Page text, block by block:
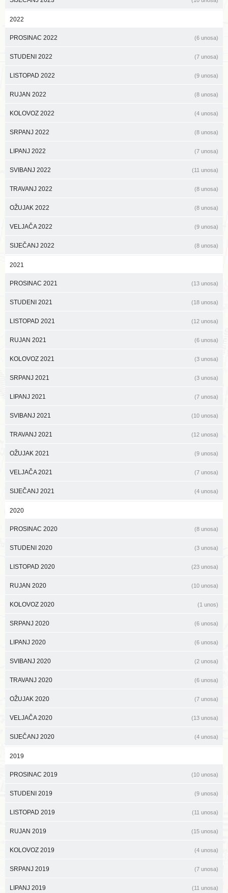
2022
PROSINAC 2022 (6 unosa)
STUDENI 2022 (7 unosa)
LISTOPAD 2022 (9 unosa)
RUJAN 2022 (8 unosa)
KOLOVOZ 2022 (4 unosa)
SRPANJ 2022 (8 unosa)
LIPANJ 2022 (7 unosa)
SVIBANJ 2022 (11 unosa)
TRAVANJ 2022 (8 unosa)
OŽUJAK 2022 (8 unosa)
VELJAČA 2022 (9 unosa)
SIJEČANJ 2022 (8 unosa)
2021
PROSINAC 2021 (13 unosa)
STUDENI 2021 (18 unosa)
LISTOPAD 2021 (12 unosa)
RUJAN 2021 (6 unosa)
KOLOVOZ 2021 (3 unosa)
SRPANJ 2021 (3 unosa)
LIPANJ 2021 (7 unosa)
SVIBANJ 2021 (10 unosa)
TRAVANJ 2021 (12 unosa)
OŽUJAK 2021 (9 unosa)
VELJAČA 2021 (7 unosa)
SIJEČANJ 2021 (4 unosa)
2020
PROSINAC 2020 (8 unosa)
STUDENI 2020 (3 unosa)
LISTOPAD 2020 (23 unosa)
RUJAN 2020 (10 unosa)
KOLOVOZ 2020 (1 unos)
SRPANJ 2020 (6 unosa)
LIPANJ 2020 (6 unosa)
SVIBANJ 2020 (2 unosa)
TRAVANJ 2020 (6 unosa)
OŽUJAK 2020 (7 unosa)
VELJAČA 2020 (13 unosa)
SIJEČANJ 2020 (4 unosa)
2019
PROSINAC 2019 (10 unosa)
STUDENI 2019 (9 unosa)
LISTOPAD 2019 (11 unosa)
RUJAN 2019 (15 unosa)
KOLOVOZ 2019 (4 unosa)
SRPANJ 2019 (7 unosa)
LIPANJ 2019 (11 unosa)